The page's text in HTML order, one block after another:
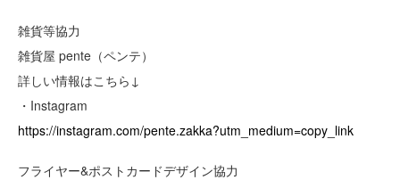
雑貨等協力
雑貨屋 pente（ペンテ）
詳しい情報はこちら↓
・Instagram
https://instagram.com/pente.zakka?utm_medium=copy_link
フライヤー&ポストカードデザイン協力